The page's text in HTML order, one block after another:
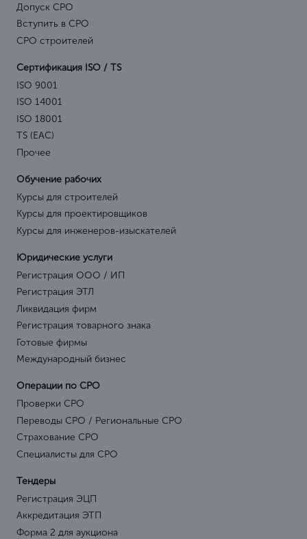
Допуск СРО
Вступить в СРО
СРО строителей
Сертификация ISO / TS
ISO 9001
ISO 14001
ISO 18001
TS (EAC)
Прочее
Обучение рабочих
Курсы для строителей
Курсы для проектировщиков
Курсы для инженеров-изыскателей
Юридические услуги
Регистрация ООО / ИП
Регистрация ЭТЛ
Ликвидация фирм
Регистрация товарного знака
Готовые фирмы
Международный бизнес
Операции по СРО
Проверки СРО
Переводы СРО / Региональные СРО
Страхование СРО
Специалисты для СРО
Тендеры
Регистрация ЭЦП
Аккредитация ЭТП
Форма 2 для аукциона